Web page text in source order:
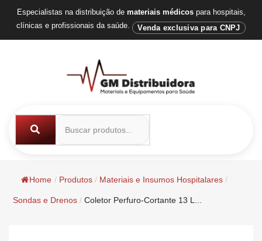
Especialistas na distribuição de materiais médicospara hospitais,
clínicas e profissionais da saúde.
Venda exclusiva para CNPJ
Home / Produtos / Materiais e Insumos Hospitalares /
Sondas e Drenos / Coletor Perfuro-Cortante 13 L...